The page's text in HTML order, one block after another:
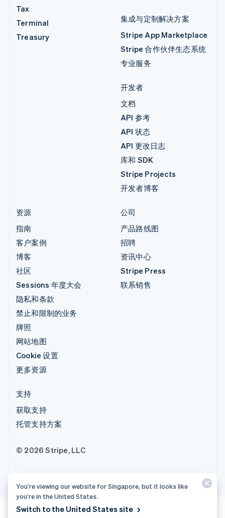
Tax
Terminal
Treasury
集成与定制解决方案
Stripe App Marketplace
Stripe 合作伙伴生态系统
专业服务
开发者
文档
API 参考
API 状态
API 更改日志
库和 SDK
Stripe Projects
开发者博客
资源
指南
客户案例
博客
社区
Sessions 年度大会
隐私和条款
禁止和限制的业务
牌照
网站地图
Cookie 设置
更多资源
公司
产品路线图
招聘
资讯中心
Stripe Press
联系销售
支持
获取支持
托管支持方案
© 2026 Stripe, LLC
You’re viewing our website for Singapore, but it looks like
you’re in the United States.
Switch to the United States site